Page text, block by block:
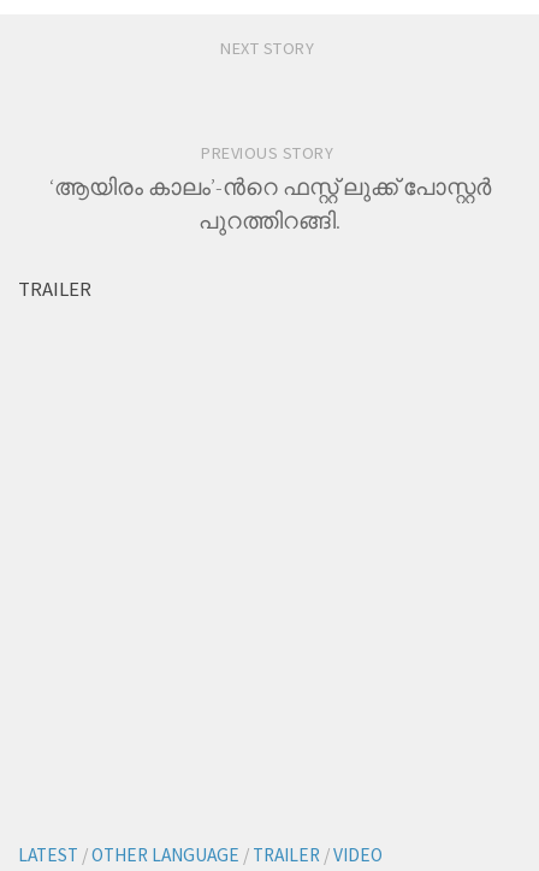
NEXT STORY
PREVIOUS STORY
‘ആയിരം കാലം’-ന്‍റെ ഫസ്റ്റ് ലുക്ക് പോസ്റ്റർ
പുറത്തിറങ്ങി.
TRAILER
LATEST /OTHER LANGUAGE / TRAILER /VIDEO